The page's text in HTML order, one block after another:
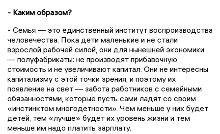
- Каким образом?
- Семья — это единственный институт воспроизводства
человечества. Пока дети маленькие и не стали
взрослой рабочей силой, они для нынешней экономики
— полуфабрикаты: не производят прибавочную
стоимость и не увеличивают капитал. Они не интересны
капитализму с этой точки зрения, и поэтому их
появление на свет — забота работников с семейными
обязанностями, которые пусть сами ладят со своим
«инстинктом многодетности». Чем меньше у них будет
детей, тем «лучше» будет их уровень жизни и тем
меньше им надо платить зарплату.